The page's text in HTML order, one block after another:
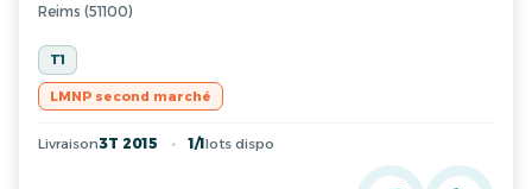
Reims (51100)
T1
LMNP second marché
Livraison3T 2015 1/1 lots dispo